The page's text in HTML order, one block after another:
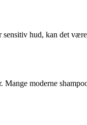
hud, kan det
moderne